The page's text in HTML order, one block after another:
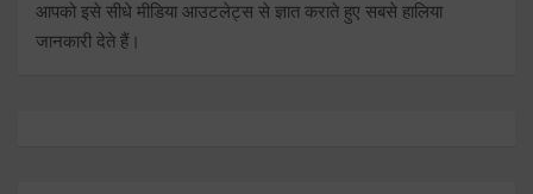
आपको इसे सीधे मीडिया आउटलेट्स से ज्ञात कराते हुए सबसे हालिया
जानकारी देते हैं।